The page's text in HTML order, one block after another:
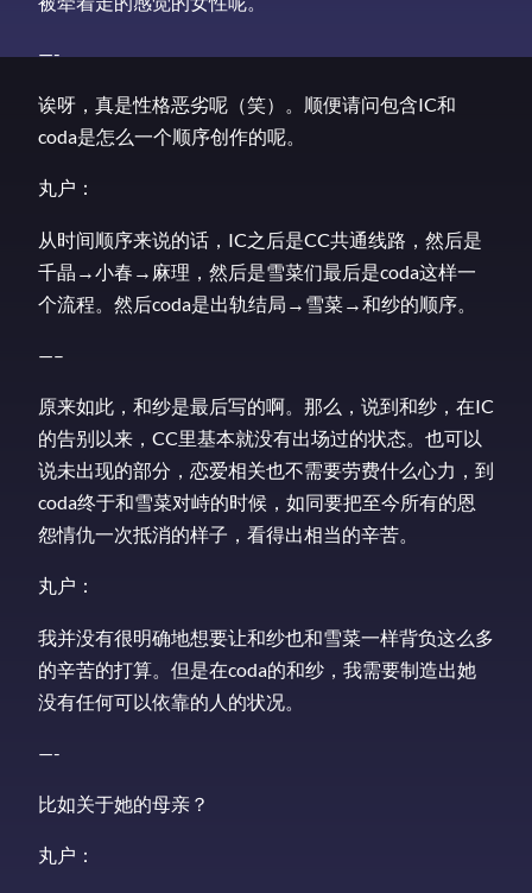
—-
诶呀，真是性格恶劣呢（笑）。顺便请问包含IC和
coda是怎么一个顺序创作的呢。
丸户：
从时间顺序来说的话，IC之后是CC共通线路，然后是
千晶→小春→麻理，然后是雪菜们最后是coda这样一
个流程。然后coda是出轨结局→雪菜→和纱的顺序。
—–
原来如此，和纱是最后写的啊。那么，说到和纱，在IC
的告别以来，CC里基本就没有出场过的状态。也可以
说未出现的部分，恋爱相关也不需要劳费什么心力，到
coda终于和雪菜对峙的时候，如同要把至今所有的恩
怨情仇一次抵消的样子，看得出相当的辛苦。
丸户：
我并没有很明确地想要让和纱也和雪菜一样背负这么多
的辛苦的打算。但是在coda的和纱，我需要制造出她
没有任何可以依靠的人的状况。
—-
比如关于她的母亲？
丸户：